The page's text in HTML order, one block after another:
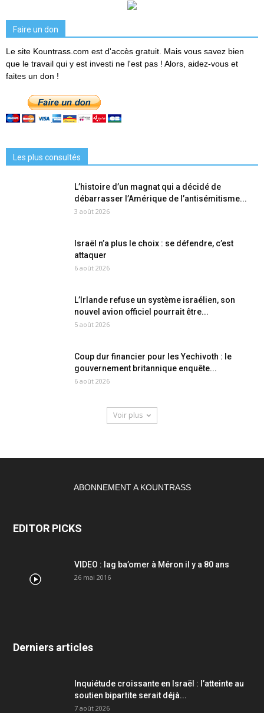
Faire un don
Le site Kountrass.com est d'accès gratuit. Mais vous savez bien
que le travail qui y est investi ne l'est pas ! Alors, aidez-vous et
faites un don !
Les plus consultés
L’histoire d’un magnat qui a décidé de
débarrasser l’Amérique de l’antisémitisme...
3 août 2026
Israël n’a plus le choix : se défendre, c’est
attaquer
6 août 2026
L’Irlande refuse un système israélien, son
nouvel avion officiel pourrait être...
5 août 2026
Coup dur financier pour les Yechivoth : le
gouvernement britannique enquête...
6 août 2026
Voir plus
ABONNEMENT A KOUNTRASS
EDITOR PICKS
VIDEO : lag ba’omer à Méron il y a 80 ans
26 mai 2016
Derniers articles
Inquiétude croissante en Israël : l’atteinte au
soutien bipartite serait déjà...
7 août 2026